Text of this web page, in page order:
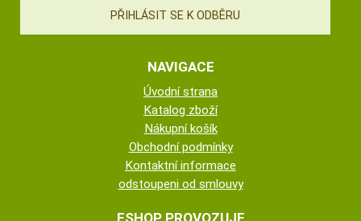
NAVIGACE
Úvodní strana
Katalog zboží
Nákupní košík
Obchodní podmínky
Kontaktní informace
odstoupeni od smlouvy
ESHOP PROVOZUJE